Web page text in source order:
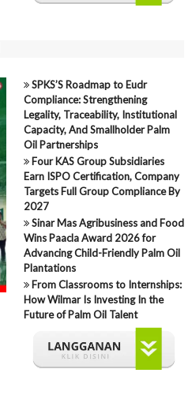
SPKS’S Roadmap to Eudr
Compliance: Strengthening
Legality, Traceability, Institutional
Capacity, And Smallholder Palm
Oil Partnerships
Four KAS Group Subsidiaries
Earn ISPO Certification, Company
Targets Full Group Compliance By
2027
Sinar Mas Agribusiness and Food
Wins Paacla Award 2026 for
Advancing Child-Friendly Palm Oil
Plantations
From Classrooms to Internships:
How Wilmar Is Investing In the
Future of Palm Oil Talent